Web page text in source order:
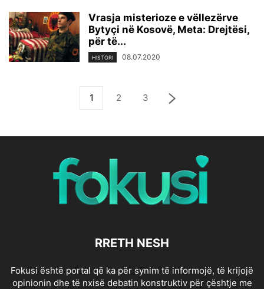
Vrasja misterioze e vëllezërve
Bytyçi në Kosovë, Meta: Drejtësi,
për të...
HISTORI 08.07.2020
1 2 3
RRETH NESH
Fokusi është portal që ka për synim të informojë, të krijojë
opinionin dhe të nxisë debatin konstruktiv për çështje me